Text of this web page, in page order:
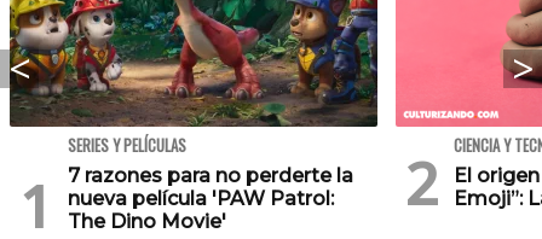
SERIES Y PELÍCULAS
7 razones para no perderte la
nueva película 'PAW Patrol:
The Dino Movie'
CIENCIA Y
El
Emoji”: